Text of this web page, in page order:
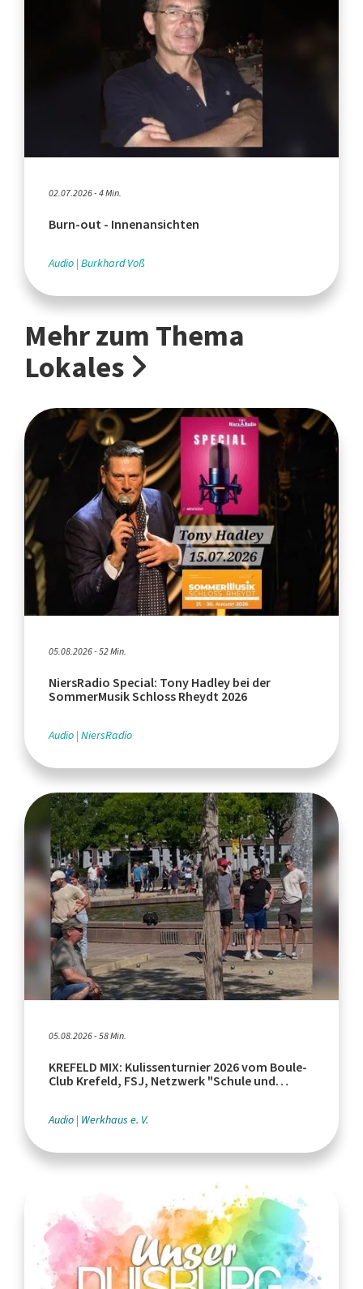
02.07.2026 - 4 Min.
Burn-out - Innenansichten
Audio Burkhard Voß
Mehr zum Thema
Lokales
05.08.2026 - 52 Min.
NiersRadio Special: Tony Hadley bei der
SommerMusik Schloss Rheydt 2026
Audio NiersRadio
05.08.2026 - 58 Min.
KREFELD MIX: Kulissenturnier 2026 vom Boule-
Club Krefeld, FSJ, Netzwerk "Schule und
Audio Werkhaus e. V.